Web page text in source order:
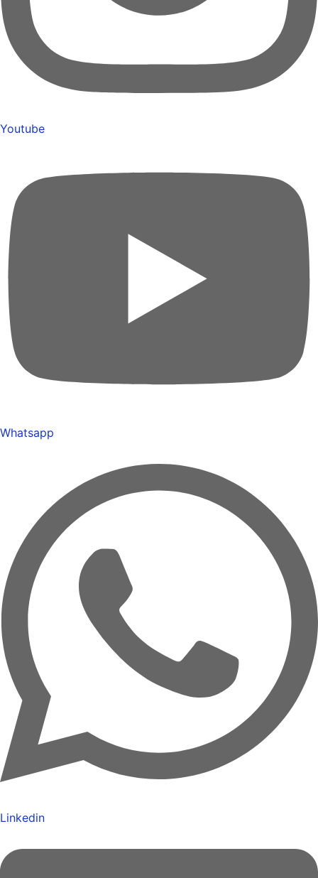
Youtube
Whatsapp
Linkedin